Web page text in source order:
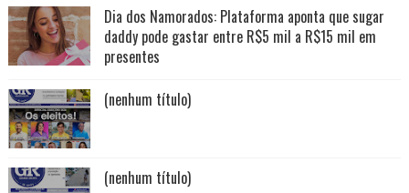
Dia dos Namorados: Plataforma aponta que sugar
daddy pode gastar entre R$5 mil a R$15 mil em
presentes
(nenhum título)
(nenhum título)